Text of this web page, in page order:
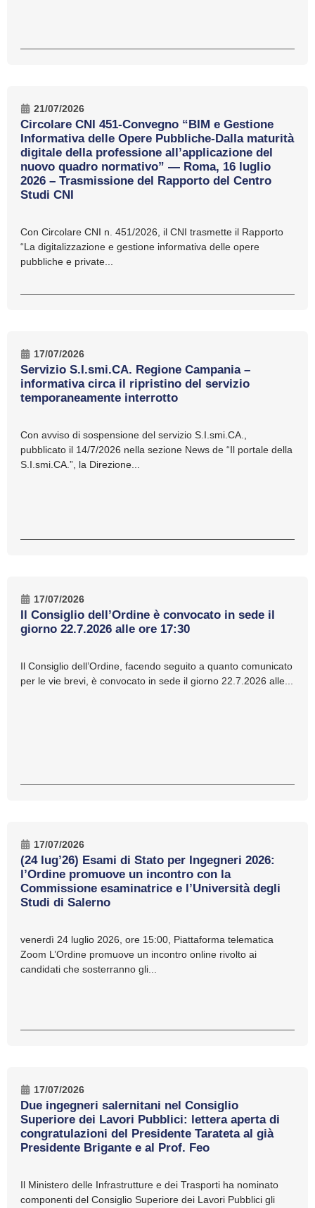
21/07/2026
Circolare CNI 451-Convegno “BIM e Gestione
Informativa delle Opere Pubbliche-Dalla maturità
digitale della professione all’applicazione del
nuovo quadro normativo” — Roma, 16 luglio
2026 – Trasmissione del Rapporto del Centro
Studi CNI
Con Circolare CNI n. 451/2026, il CNI trasmette il Rapporto
“La digitalizzazione e gestione informativa delle opere
pubbliche e private...
17/07/2026
Servizio S.I.smi.CA. Regione Campania –
informativa circa il ripristino del servizio
temporaneamente interrotto
Con avviso di sospensione del servizio S.I.smi.CA.,
pubblicato il 14/7/2026 nella sezione News de “Il portale della
S.I.smi.CA.”, la Direzione...
17/07/2026
Il Consiglio dell’Ordine è convocato in sede il
giorno 22.7.2026 alle ore 17:30
Il Consiglio dell’Ordine, facendo seguito a quanto comunicato
per le vie brevi, è convocato in sede il giorno 22.7.2026 alle...
17/07/2026
(24 lug’26) Esami di Stato per Ingegneri 2026:
l’Ordine promuove un incontro con la
Commissione esaminatrice e l’Università degli
Studi di Salerno
venerdì 24 luglio 2026, ore 15:00, Piattaforma telematica
Zoom L’Ordine promuove un incontro online rivolto ai
candidati che sosterranno gli...
17/07/2026
Due ingegneri salernitani nel Consiglio
Superiore dei Lavori Pubblici: lettera aperta di
congratulazioni del Presidente Tarateta al già
Presidente Brigante e al Prof. Feo
Il Ministero delle Infrastrutture e dei Trasporti ha nominato
componenti del Consiglio Superiore dei Lavori Pubblici gli